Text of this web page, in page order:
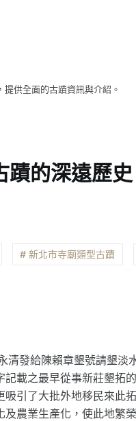
供全面的古蹟資訊與介紹。
蹟的深遠歷史
# 新北市寺廟類型古蹟
發給陳賴章墾號請墾淡
載之最早從事新莊墾拓
引了大批外地移民來此
農業生產化，使此地繁